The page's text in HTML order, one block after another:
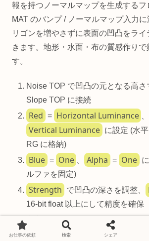
報を持つノーマルマップを生成するフ
MAT のバンプ / ノーマルマップ入力
リゴンを増やさずに表面の凹凸をラ
きます。地形・水面・布の質感作り
す。
Noise TOP で凹凸の元となる高さ
Slope TOP に接続
Red = Horizontal Luminance
Vertical Luminance に設定 (水
RG に格納)
Blue = One Alpha = One
ルファを固定)
Strength で凹凸の深さを調整、
16-bit float 以上にして精度を確保
Phong MAT
のノーマル
してライティング
お仕事の依頼 検索 シェア